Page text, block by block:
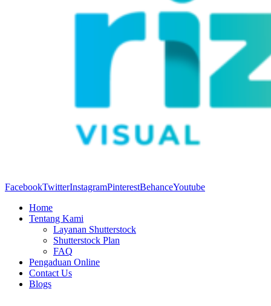
FacebookTwitterInstagramPinterestBehanceYoutube
Home
Tentang Kami
Layanan Shutterstock
Shutterstock Plan
FAQ
Pengaduan Online
Contact Us
Blogs